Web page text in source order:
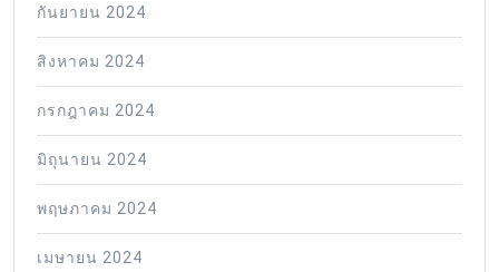
กันยายน 2024
สิงหาคม 2024
กรกฎาคม 2024
มิถุนายน 2024
พฤษภาคม 2024
เมษายน 2024